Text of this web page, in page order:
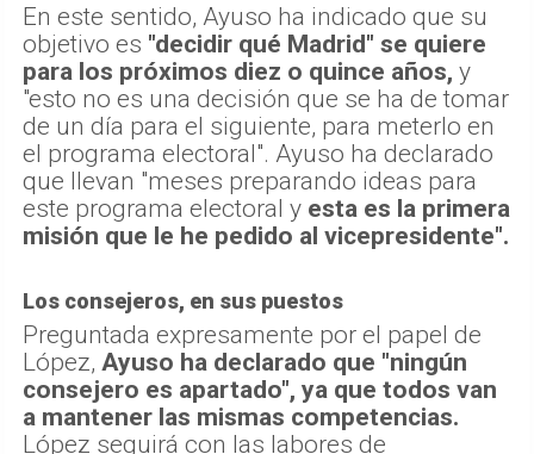
En este sentido, Ayuso ha indicado que su
objetivo es "decidir qué Madrid" se quiere
para los próximos diez o quince años, y
"esto no es una decisión que se ha de tomar
de un día para el siguiente, para meterlo en
el programa electoral". Ayuso ha declarado
que llevan "meses preparando ideas para
este programa electoral y esta es la primera
misión que le he pedido al vicepresidente".
Los consejeros, en sus puestos
Preguntada expresamente por el papel de
López, Ayuso ha declarado que "ningún
consejero es apartado", ya que todos van
a mantener las mismas competencias.
López seguirá con las labores de